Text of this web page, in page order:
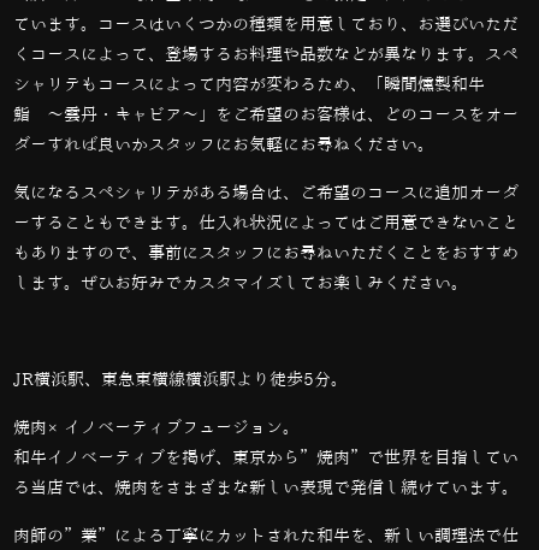
ています。コースはいくつかの種類を用意しており、お選びいただ
くコースによって、登場するお料理や品数などが異なります。スペ
シャリテもコースによって内容が変わるため、「瞬間燻製和牛
鮨 〜雲丹・キャビア〜」をご希望のお客様は、どのコースをオー
ダーすれば良いかスタッフにお気軽にお尋ねください。
気になるスペシャリテがある場合は、ご希望のコースに追加オーダ
ーすることもできます。仕入れ状況によってはご用意できないこと
もありますので、事前にスタッフにお尋ねいただくことをおすすめ
します。ぜひお好みでカスタマイズしてお楽しみください。
JR横浜駅、東急東横線横浜駅より徒歩5分。
焼肉×イノベーティブフュージョン。
和牛イノベーティブを掲げ、東京から”焼肉”で世界を目指してい
る当店では、焼肉をさまざまな新しい表現で発信し続けています。
肉師の”業”による丁寧にカットされた和牛を、新しい調理法で仕